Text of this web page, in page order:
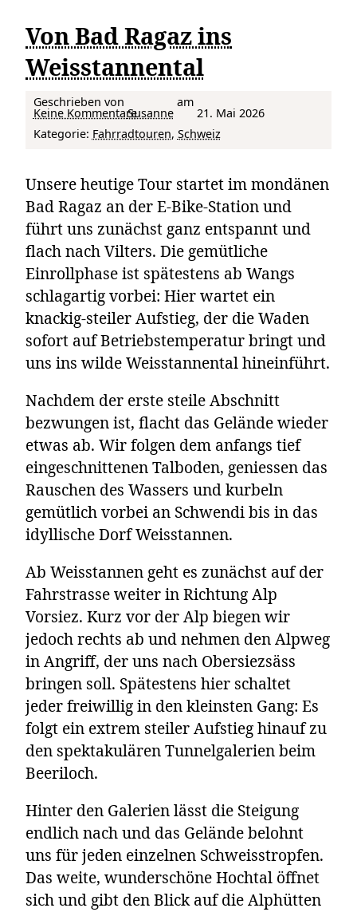
Von Bad Ragaz ins
Weisstannental
Geschrieben von
Susanne
am
21. Mai 2026
Keine Kommentarezu Von Bad Ragaz ins Weisstannental
Kategorie: Fahrradtouren, Schweiz
Unsere heutige Tour startet im mondänen
Bad Ragaz an der E-Bike-Station und
führt uns zunächst ganz entspannt und
flach nach Vilters. Die gemütliche
Einrollphase ist spätestens ab Wangs
schlagartig vorbei: Hier wartet ein
knackig-steiler Aufstieg, der die Waden
sofort auf Betriebstemperatur bringt und
uns ins wilde Weisstannental hineinführt.
Nachdem der erste steile Abschnitt
bezwungen ist, flacht das Gelände wieder
etwas ab. Wir folgen dem anfangs tief
eingeschnittenen Talboden, geniessen das
Rauschen des Wassers und kurbeln
gemütlich vorbei an Schwendi bis in das
idyllische Dorf Weisstannen.
Ab Weisstannen geht es zunächst auf der
Fahrstrasse weiter in Richtung Alp
Vorsiez. Kurz vor der Alp biegen wir
jedoch rechts ab und nehmen den Alpweg
in Angriff, der uns nach Obersiezsäss
bringen soll. Spätestens hier schaltet
jeder freiwillig in den kleinsten Gang: Es
folgt ein extrem steiler Aufstieg hinauf zu
den spektakulären Tunnelgalerien beim
Beeriloch.
Hinter den Galerien lässt die Steigung
endlich nach und das Gelände belohnt
uns für jeden einzelnen Schweisstropfen.
Das weite, wunderschöne Hochtal öffnet
sich und gibt den Blick auf die Alphütten